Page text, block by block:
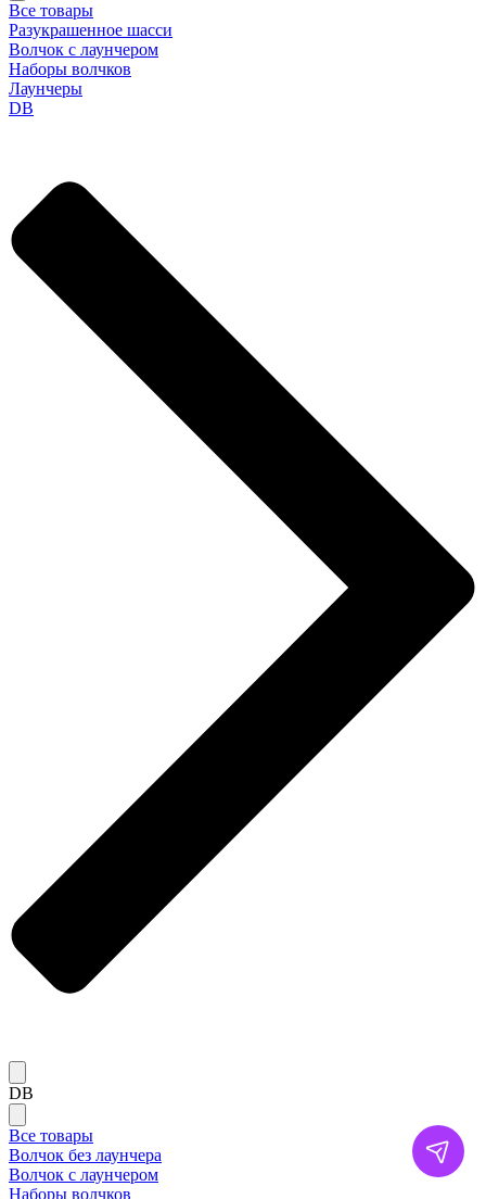
Все товары
Разукрашенное шасси
Волчок с лаунчером
Наборы волчков
Лаунчеры
DB
DB
Все товары
Волчок без лаунчера
Волчок с лаунчером
Наборы волчков